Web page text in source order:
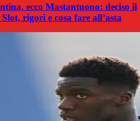
ecco Mastantuono: deciso il
rigori e cosa fare all’asta